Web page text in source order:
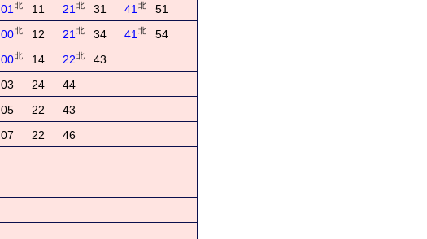
01 北 11 21 北 31 41 北
51
00北 12 21 北 34 41 北
54
00北 14 22北
43
03 24
44
05 22
43
07 22
46